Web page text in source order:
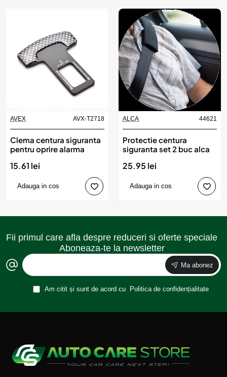
Produs de top
AVEX AVX-T2718
Clema centura siguranta
pentru oprire alarma
15.61 lei
Adauga in cos
ALCA 44621
Protectie centura
siguranta set 2 buc alca
25.95 lei
Adauga in cos
Fii primul care afla despre reduceri si oferte speciale
Aboneaza-te la newsletter
Ma abonez
Am citit și sunt de acord cu Politica de confidențialitate